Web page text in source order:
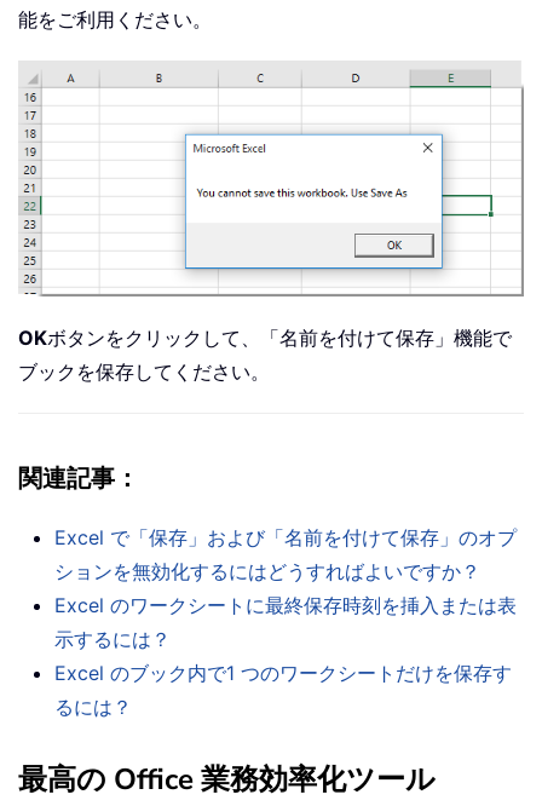
能をご利用ください。
OKボタンをクリックして、「名前を付けて保存」機能で
ブックを保存してください。
関連記事 ：
Excel で「保存」および「名前を付けて保存」のオプ
ションを無効化するにはどうすればよいですか？
Excel のワークシートに最終保存時刻を挿入または表
示するには？
Excel のブック内で1 つのワークシートだけを保存す
るには？
最高の Office 業務効率化ツール